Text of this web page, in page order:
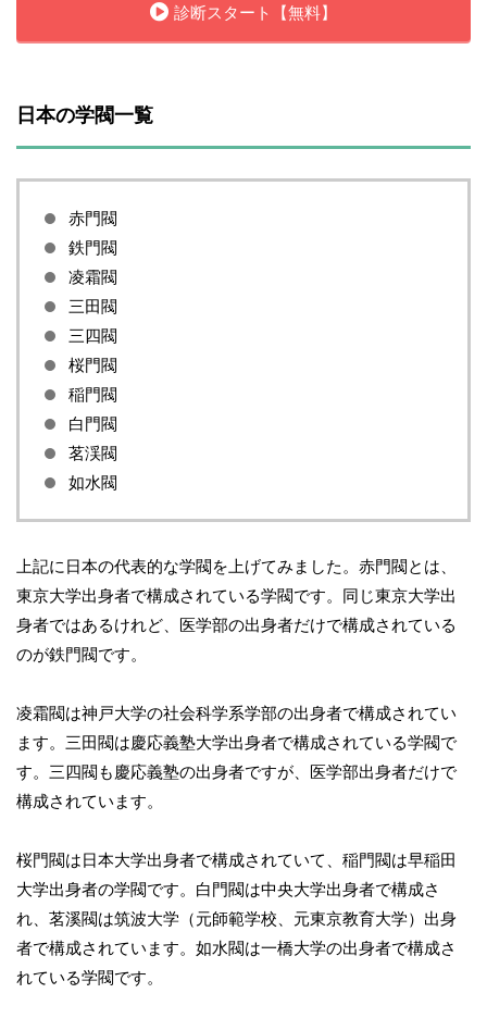
診断スタート【無料】
日本の学閥一覧
赤門閥
鉄門閥
凌霜閥
三田閥
三四閥
桜門閥
稲門閥
白門閥
茗渓閥
如水閥
上記に日本の代表的な学閥を上げてみました。赤門閥とは、
東京大学出身者で構成されている学閥です。同じ東京大学出
身者ではあるけれど、医学部の出身者だけで構成されている
のが鉄門閥です。
凌霜閥は神戸大学の社会科学系学部の出身者で構成されてい
ます。三田閥は慶応義塾大学出身者で構成されている学閥で
す。三四閥も慶応義塾の出身者ですが、医学部出身者だけで
構成されています。
桜門閥は日本大学出身者で構成されていて、稲門閥は早稲田
大学出身者の学閥です。白門閥は中央大学出身者で構成さ
れ、茗溪閥は筑波大学（元師範学校、元東京教育大学）出身
者で構成されています。如水閥は一橋大学の出身者で構成さ
れている学閥です。